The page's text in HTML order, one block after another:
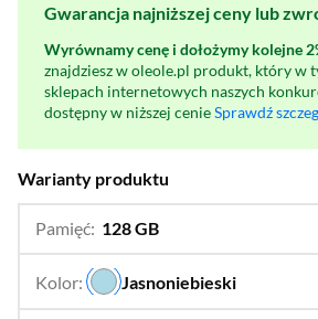
Gwarancja najniższej ceny lub
Wyrównamy cenę i dołożymy kolejne
znajdziesz w oleole.pl produkt, który w
sklepach internetowych naszych
dostępny w niższej cenieSprawdź
Warianty produktu
Pamięć: 128 GB
Kolor: Jasnoniebieski